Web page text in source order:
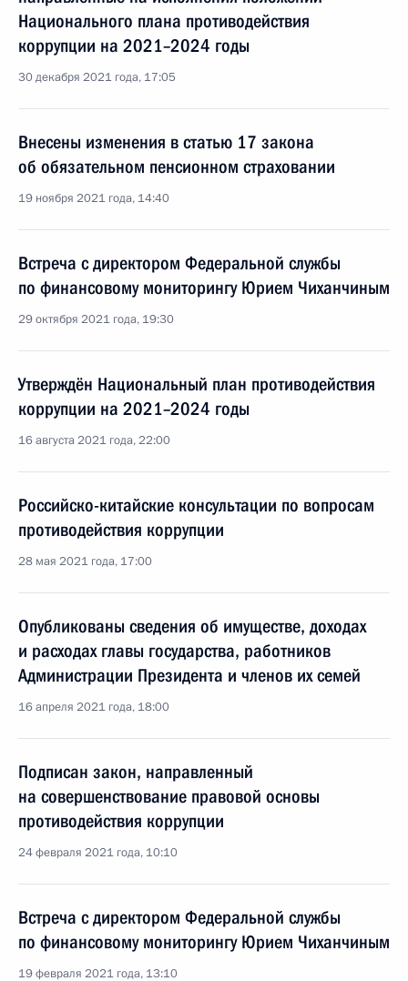
Национального плана противодействия
коррупции на 2021–2024 годы
30 декабря 2021 года, 17:05
Внесены изменения в статью 17 закона
об обязательном пенсионном страховании
19 ноября 2021 года, 14:40
Встреча с директором Федеральной службы
по финансовому мониторингу Юрием Чиханчиным
29 октября 2021 года, 19:30
Утверждён Национальный план противодействия
коррупции на 2021–2024 годы
16 августа 2021 года, 22:00
Российско-китайские консультации по вопросам
противодействия коррупции
28 мая 2021 года, 17:00
Опубликованы сведения об имуществе, доходах
и расходах главы государства, работников
Администрации Президента и членов их семей
16 апреля 2021 года, 18:00
Подписан закон, направленный
на совершенствование правовой основы
противодействия коррупции
24 февраля 2021 года, 10:10
Встреча с директором Федеральной службы
по финансовому мониторингу Юрием Чиханчиным
19 февраля 2021 года, 13:10